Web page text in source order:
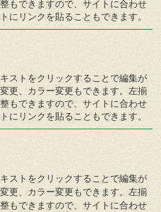
もできますので、サイトに合わせ
にリンクを貼ることもできます。
ストをクリックすることで編集が
更、カラー変更もできます。左揃
もできますので、サイトに合わせ
にリンクを貼ることもできます。
ストをクリックすることで編集が
更、カラー変更もできます。左揃
もできますので、サイトに合わせ